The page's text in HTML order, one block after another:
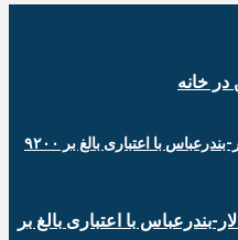
خانه
لار-بندرعباس با اعتباری بالغ بر